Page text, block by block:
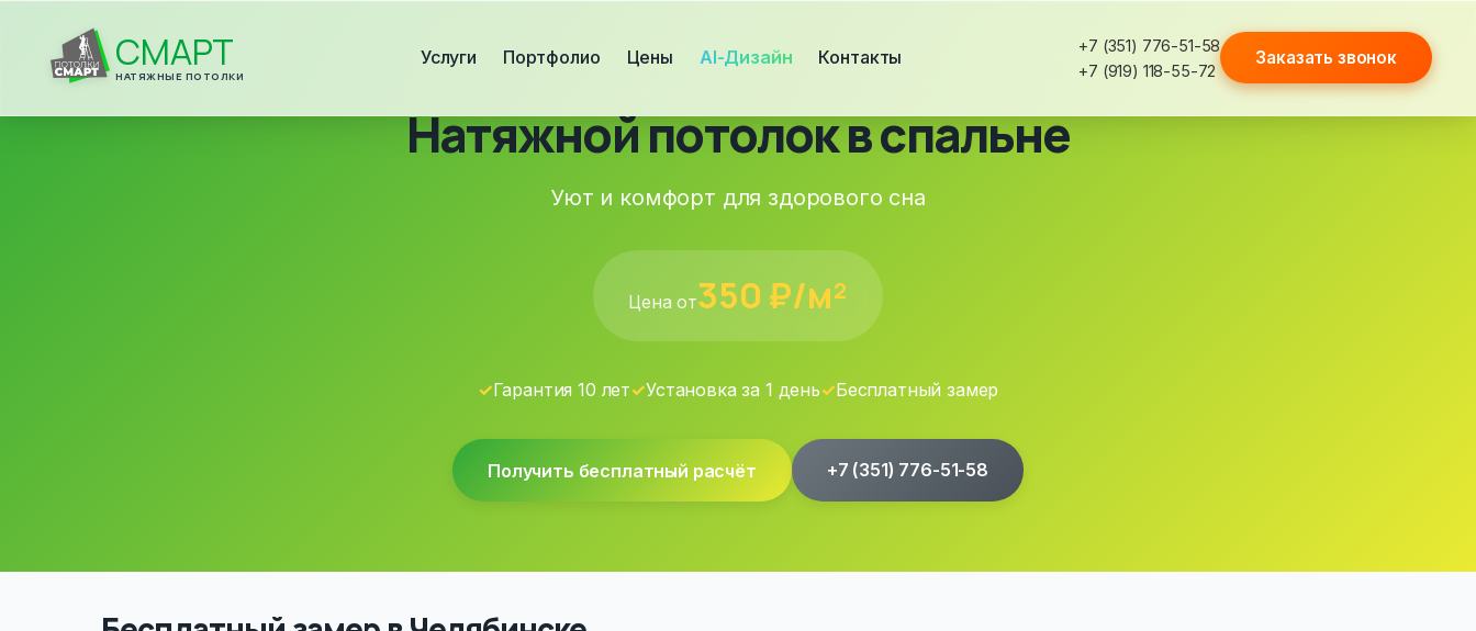
СМАРТ
НАТЯЖНЫЕ ПОТОЛКИ
Услуги Портфолио Цены AI-Дизайн Контакты
+7 (351) 776-51-58
+7 (919) 118-55-72
Заказать звонок
Натяжной потолок в спальне
Уют и комфорт для здорового сна
Цена от350 ₽/м²
✓Гарантия 10 лет✓Установка за 1 день✓Бесплатный замер
Получить бесплатный расчёт +7 (351) 776-51-58